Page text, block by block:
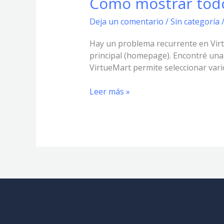
Deja un comentario /Sin categoría /
Hay un problema recurrente en
principal (homepage). Encontré
VirtueMart permite seleccionar
mostrar
todos
productos
en
VirtueMart
Leer más »